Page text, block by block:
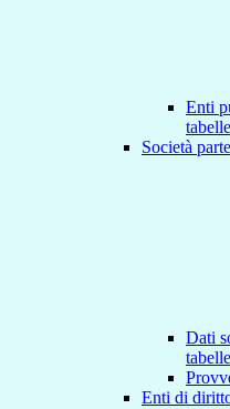
Enti
Società
Dati
Enti di